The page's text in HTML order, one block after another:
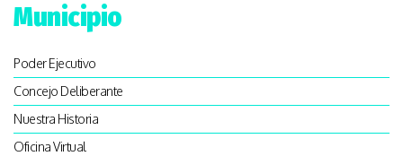
Municipio
Poder Ejecutivo
Concejo Deliberante
Nuestra Historia
Oficina Virtual